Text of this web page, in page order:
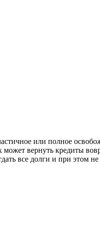
или полное
вернуть кредиты
все долги и при этом